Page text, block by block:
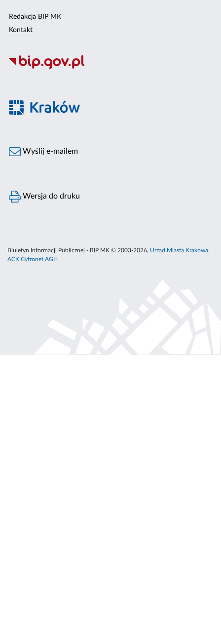
Redakcja BIP MK
Kontakt
Wyślij e-mailem
Wersja do druku
Biuletyn Informacji Publicznej - BIP MK © 2003-2026, Urząd Miasta Krakowa,
ACK Cyfronet AGH